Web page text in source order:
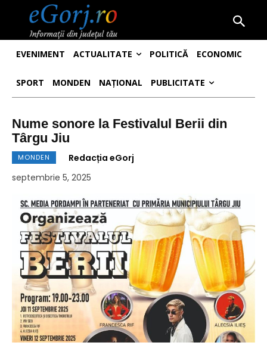
EVENIMENT ACTUALITATE POLITICĂ ECONOMIC
SPORT MONDEN NAȚIONAL PUBLICITATE
Nume sonore la Festivalul Berii din
Târgu Jiu
MONDEN
Redacția eGorj
septembrie 5, 2025